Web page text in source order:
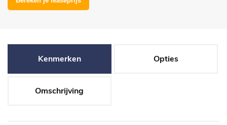
Kenmerken Opties
Omschrijving